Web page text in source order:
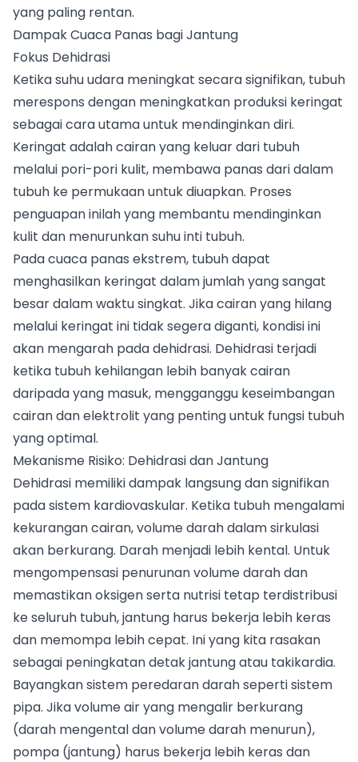
yang paling rentan.
Dampak Cuaca Panas bagi Jantung
Fokus Dehidrasi
Ketika suhu udara meningkat secara signifikan, tubuh
merespons dengan meningkatkan produksi keringat
sebagai cara utama untuk mendinginkan diri.
Keringat adalah cairan yang keluar dari tubuh
melalui pori-pori kulit, membawa panas dari dalam
tubuh ke permukaan untuk diuapkan. Proses
penguapan inilah yang membantu mendinginkan
kulit dan menurunkan suhu inti tubuh.
Pada cuaca panas ekstrem, tubuh dapat
menghasilkan keringat dalam jumlah yang sangat
besar dalam waktu singkat. Jika cairan yang hilang
melalui keringat ini tidak segera diganti, kondisi ini
akan mengarah pada dehidrasi. Dehidrasi terjadi
ketika tubuh kehilangan lebih banyak cairan
daripada yang masuk, mengganggu keseimbangan
cairan dan elektrolit yang penting untuk fungsi tubuh
yang optimal.
Mekanisme Risiko: Dehidrasi dan Jantung
Dehidrasi memiliki dampak langsung dan signifikan
pada sistem kardiovaskular. Ketika tubuh mengalami
kekurangan cairan, volume darah dalam sirkulasi
akan berkurang. Darah menjadi lebih kental. Untuk
mengompensasi penurunan volume darah dan
memastikan oksigen serta nutrisi tetap terdistribusi
ke seluruh tubuh, jantung harus bekerja lebih keras
dan memompa lebih cepat. Ini yang kita rasakan
sebagai peningkatan detak jantung atau takikardia.
Bayangkan sistem peredaran darah seperti sistem
pipa. Jika volume air yang mengalir berkurang
(darah mengental dan volume darah menurun),
pompa (jantung) harus bekerja lebih keras dan